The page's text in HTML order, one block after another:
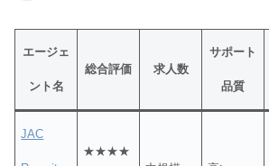
エージェ
ント名
総合評価 求人数
サポート
品質
JAC
★★★★